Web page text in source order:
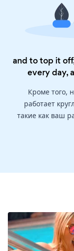
and to top it off,
every day,
Кроме того,
работает
такие как ваш